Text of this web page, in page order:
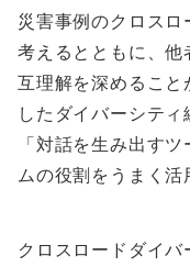
災害事例のクロス
考えるとともに、
互理解を深めるこ
したダイバーシテ
「対話を生み出す
ムの役割をうまく活
クロスロードダイ